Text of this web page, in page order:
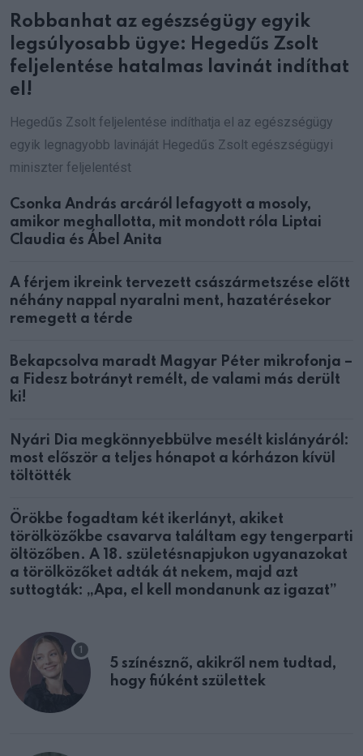
Robbanhat az egészségügy egyik
legsúlyosabb ügye: Hegedűs Zsolt
feljelentése hatalmas lavinát indíthat
el!
Hegedűs Zsolt feljelentése indíthatja el az egészségügy
egyik legnagyobb lavináját Hegedűs Zsolt egészségügyi
miniszter feljelentést
Csonka András arcáról lefagyott a mosoly,
amikor meghallotta, mit mondott róla Liptai
Claudia és Ábel Anita
A férjem ikreink tervezett császármetszése előtt
néhány nappal nyaralni ment, hazatérésekor
remegett a térde
Bekapcsolva maradt Magyar Péter mikrofonja –
a Fidesz botrányt remélt, de valami más derült
ki!
Nyári Dia megkönnyebbülve mesélt kislányáról:
most először a teljes hónapot a kórházon kívül
töltötték
Örökbe fogadtam két ikerlányt, akiket
törölközőkbe csavarva találtam egy tengerparti
öltözőben. A 18. születésnapjukon ugyanazokat
a törölközőket adták át nekem, majd azt
suttogták: „Apa, el kell mondanunk az igazat”
5 színésznő, akikről nem tudtad,
hogy fiúként születtek